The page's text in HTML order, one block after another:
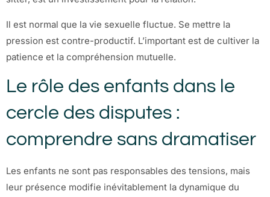
Il est normal que la vie sexuelle fluctue. Se mettre la
pression est contre-productif. L’important est de cultiver la
patience et la compréhension mutuelle.
Le rôle des enfants dans le
cercle des disputes :
comprendre sans dramatiser
Les enfants ne sont pas responsables des tensions, mais
leur présence modifie inévitablement la dynamique du